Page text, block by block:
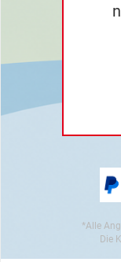
*Alle
Die